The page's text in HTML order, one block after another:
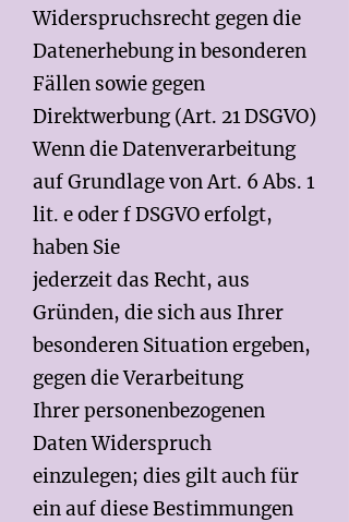
Widerspruchsrecht gegen die
Datenerhebung in besonderen
Fällen sowie gegen
Direktwerbung (Art. 21 DSGVO)
Wenn die Datenverarbeitung
auf Grundlage von Art. 6 Abs. 1
lit. e oder f DSGVO erfolgt,
haben Sie
jederzeit das Recht, aus
Gründen, die sich aus Ihrer
besonderen Situation ergeben,
gegen die Verarbeitung
Ihrer personenbezogenen
Daten Widerspruch
einzulegen; dies gilt auch für
ein auf diese Bestimmungen